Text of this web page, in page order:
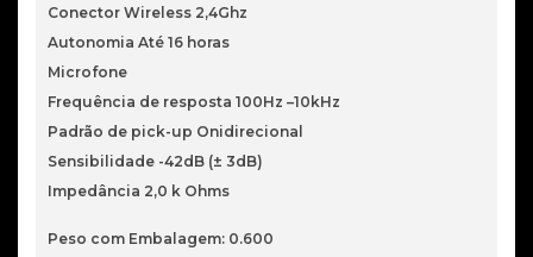
Conector Wireless 2,4Ghz
Autonomia Até 16 horas
Microfone
Frequência de resposta 100Hz –10kHz
Padrão de pick-up Onidirecional
Sensibilidade -42dB (± 3dB)
Impedância 2,0 k Ohms
Peso com Embalagem: 0.600